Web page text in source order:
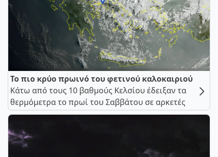
Το πιο κρύο πρωινό του φετινού καλοκαιριού
Κάτω από τους 10 βαθμούς Κελσίου έδειξαν τα
θερμόμετρα το πρωί του Σαββάτου σε αρκετές